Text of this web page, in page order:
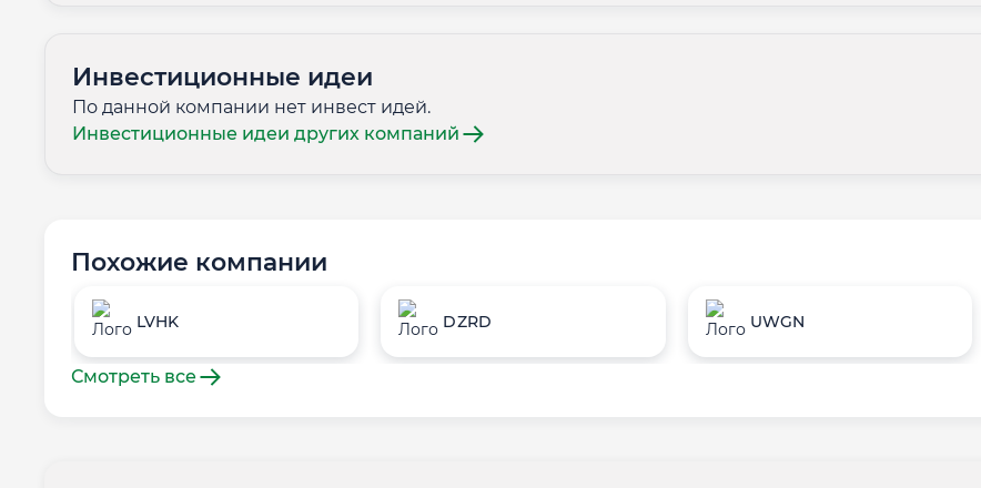
Инвестиционные идеи
По данной компании нет инвест идей.
Инвестиционные идеи других компаний
Похожие компании
LVHK DZRD UWGN
Смотреть все